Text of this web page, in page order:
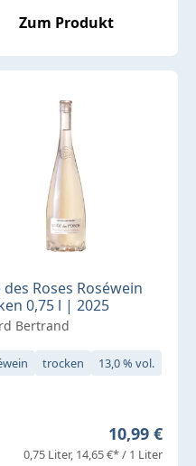
Zum Produkt
des Roses Roséwein
0,75 l | 2025
Bertrand
trocken 13,0 % vol.
Regulärer
10,99 €
0,75 Liter 14,65 €* / 1 Liter